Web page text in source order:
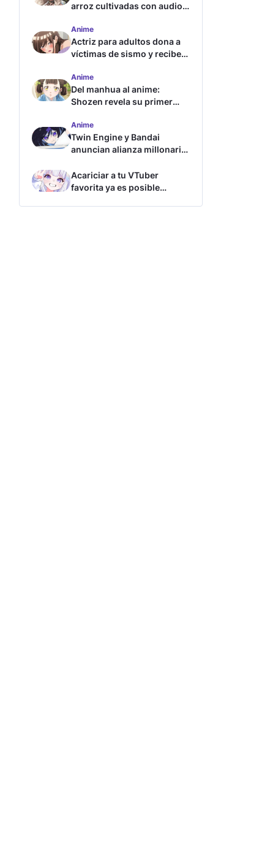
arroz cultivadas con audios
Anime
Actriz para adultos dona a
víctimas de sismo y recibe
Anime
Del manhua al anime:
Shozen revela su primer
Anime
Twin Engine y Bandai
anuncian alianza millonaria
Acariciar a tu VTuber
favorita ya es posible